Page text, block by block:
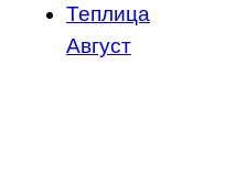
Теплица
Август